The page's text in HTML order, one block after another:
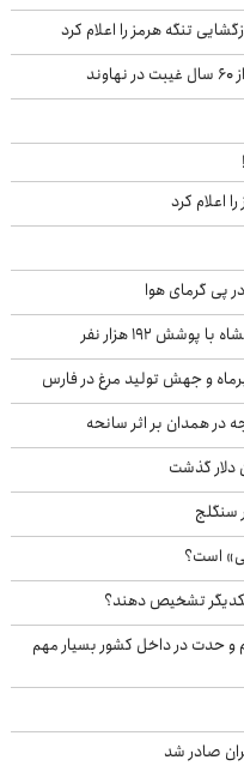
تنگه هرمز را اعلام کرد
اعلام کرد
پی گرمای هوا
۱۹۲ هزار نفر
در همدان بر اثر سانحه
سنگلج
است؟
تشخیص دهند؟
و حدت در داخل کشور بسیار مهم
صادر شد